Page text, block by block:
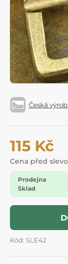
Česká
115 Kč
Cena před
Prodejna
Sklad
Kód: SLE42